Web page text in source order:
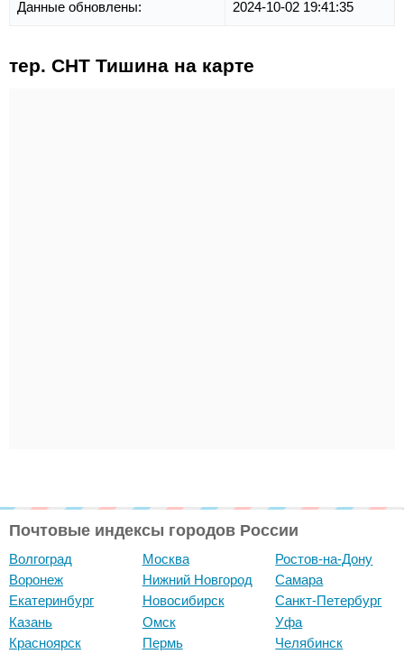
Данные обновлены: 2024-10-02 19:41:35
тер. СНТ Тишина на карте
Почтовые индексы городов России
Волгоград
Воронеж
Екатеринбург
Казань
Красноярск
Москва
Нижний Новгород
Новосибирск
Омск
Пермь
Ростов-на-Дону
Самара
Санкт-Петербург
Уфа
Челябинск